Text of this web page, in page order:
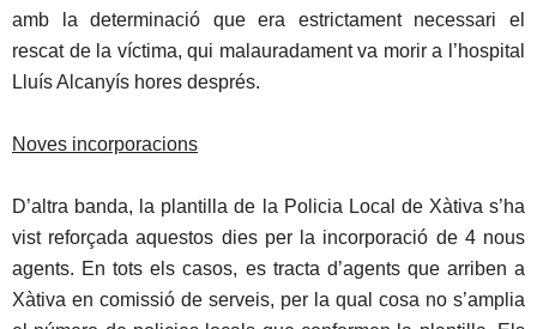
amb la determinació que era estrictament necessari el
rescat de la víctima, qui malauradament va morir a l’hospital
Lluís Alcanyís hores després.
Noves incorporacions
D’altra banda, la plantilla de la Policia Local de Xàtiva s’ha
vist reforçada aquestos dies per la incorporació de 4 nous
agents. En tots els casos, es tracta d’agents que arriben a
Xàtiva en comissió de serveis, per la qual cosa no s’amplia